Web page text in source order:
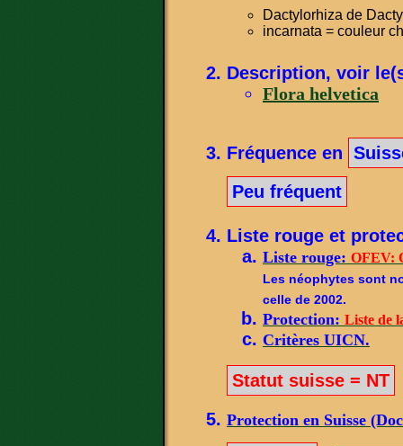
Dactylorhiza de
incarnata = couleur
Description, voir
Flora helvetica
Fréquence en
Peu fréquent
Liste rouge et
Liste rouge: OFEV:
Les néophytes sont
celle de 2002.
Protection: Liste de
Critères UICN.
Statut suisse = NT
Protection en Suisse